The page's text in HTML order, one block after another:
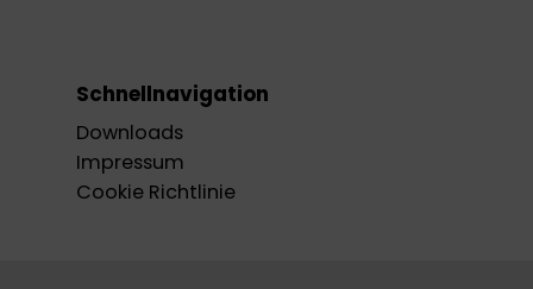
Schnellnavigation
Downloads
Impressum
Cookie Richtlinie